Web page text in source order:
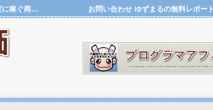
ネタ元 | 評価特典.確実に稼ぐ商材評価アフィリハローワークゆずまる評価特典.確実に稼ぐ商材評価アフィリハローワークゆずまる ゆずまるの無料レポート
お問い合わせ